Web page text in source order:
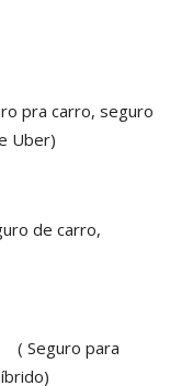
pra carro, seguro
Uber)
carro,
( Seguro para